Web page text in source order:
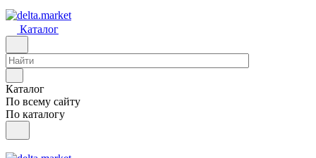
Каталог
Каталог
По всему сайту
По каталогу